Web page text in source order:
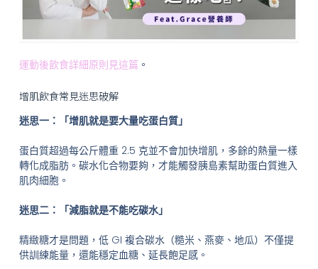
運動後飲食詳細原則見這篇。
增肌飲食常見迷思破解
迷思一：「增肌就是要大量吃蛋白質」
蛋白質超過每公斤體重 2.5 克並不會加快增肌，多餘的熱量一樣
轉化成脂肪。碳水化合物要夠，才能觸發胰島素幫助蛋白質進入
肌肉細胞。
迷思二：「減脂就是不能吃碳水」
精緻糖才是問題，低 GI 複合碳水（糙米、燕麥、地瓜）不僅提
供訓練能量，還能穩定血糖、延長飽足感。